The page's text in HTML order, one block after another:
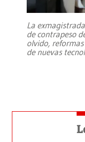
La
de contrapeso
olvido,
de nuevas